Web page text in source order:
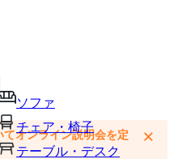
ソファ
チェア・椅子
テーブル・デスク
、カートに追加できます
オンライン説明会を定
×